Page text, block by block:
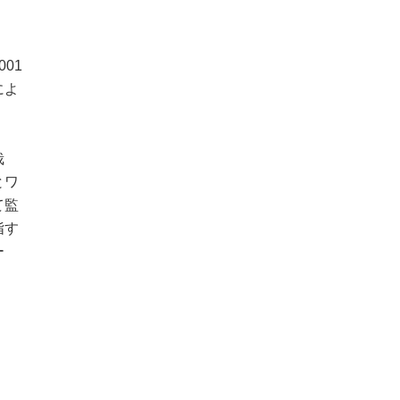
ワ
監
す